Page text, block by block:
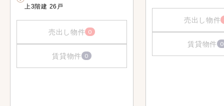
上3階建 26戸
売出し物件 0
賃貸物件 0
売出し物件
賃貸物件 0